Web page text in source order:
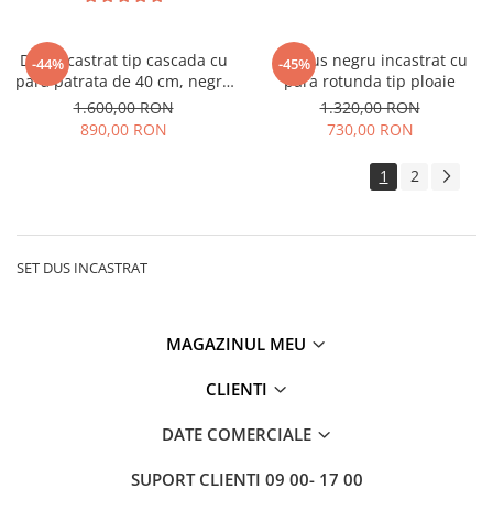
-44%
Dus incastrat tip cascada cu
para patrata de 40 cm, negru
mat
1.600,00 RON
890,00 RON
-45%
Set dus negru incastrat cu
para rotunda tip ploaie
1.320,00 RON
730,00 RON
1 2
SET DUS INCASTRAT
MAGAZINUL MEU
CLIENTI
DATE COMERCIALE
SUPORT CLIENTI 09 00- 17 00